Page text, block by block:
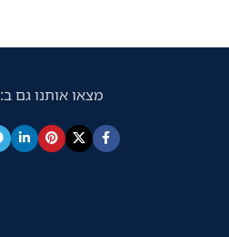
מצאו אותנו גם ב: